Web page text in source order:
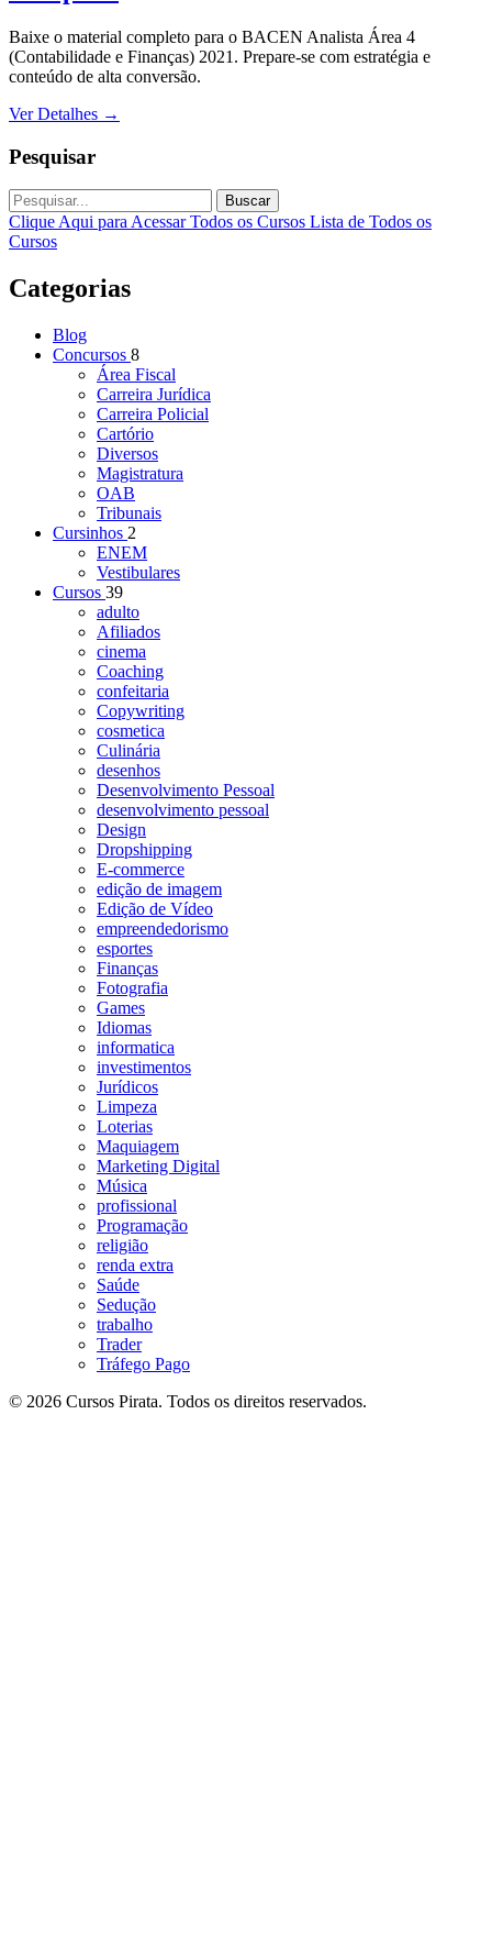
Baixe o material completo para o BACEN Analista Área 4
(Contabilidade e Finanças) 2021. Prepare-se com estratégia e
conteúdo de alta conversão.
Ver Detalhes →
Pesquisar
Buscar
Clique Aqui para Acessar Todos os Cursos Lista de Todos os
Cursos
Categorias
Blog
Concursos 8
Área Fiscal
Carreira Jurídica
Carreira Policial
Cartório
Diversos
Magistratura
OAB
Tribunais
Cursinhos 2
ENEM
Vestibulares
Cursos 39
adulto
Afiliados
cinema
Coaching
confeitaria
Copywriting
cosmetica
Culinária
desenhos
Desenvolvimento Pessoal
desenvolvimento pessoal
Design
Dropshipping
E-commerce
edição de imagem
Edição de Vídeo
empreendedorismo
esportes
Finanças
Fotografia
Games
Idiomas
informatica
investimentos
Jurídicos
Limpeza
Loterias
Maquiagem
Marketing Digital
Música
profissional
Programação
religião
renda extra
Saúde
Sedução
trabalho
Trader
Tráfego Pago
© 2026 Cursos Pirata. Todos os direitos reservados.